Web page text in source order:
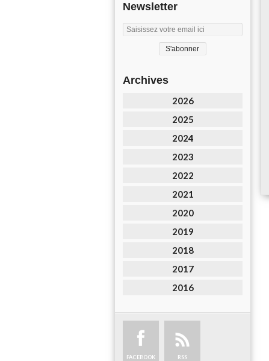
Newsletter
Archives
2026
2025
2024
2023
2022
2021
2020
2019
2018
2017
2016
FACEBOOK RSS